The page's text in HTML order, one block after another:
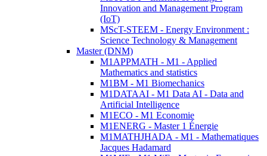
Innovation and Management Program
(IoT)
MScT-STEEM - Energy Environment :
Science Technology & Management
Master (DNM)
M1APPMATH - M1 - Applied
Mathematics and statistics
M1BM - M1 Biomechanics
M1DATAAI - M1 Data AI - Data and
Artificial Intelligence
M1ECO - M1 Economie
M1ENERG - Master 1 Énergie
M1MATHJHADA - M1 - Mathematiques
Jacques Hadamard